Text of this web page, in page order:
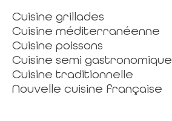
Cuisine grillades
Cuisine méditerranéenne
Cuisine poissons
Cuisine semi gastronomique
Cuisine traditionnelle
Nouvelle cuisine française